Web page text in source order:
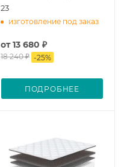
23
изготовление под заказ
от13 680 ₽
18 240 ₽ -25%
ПОДРОБНЕЕ